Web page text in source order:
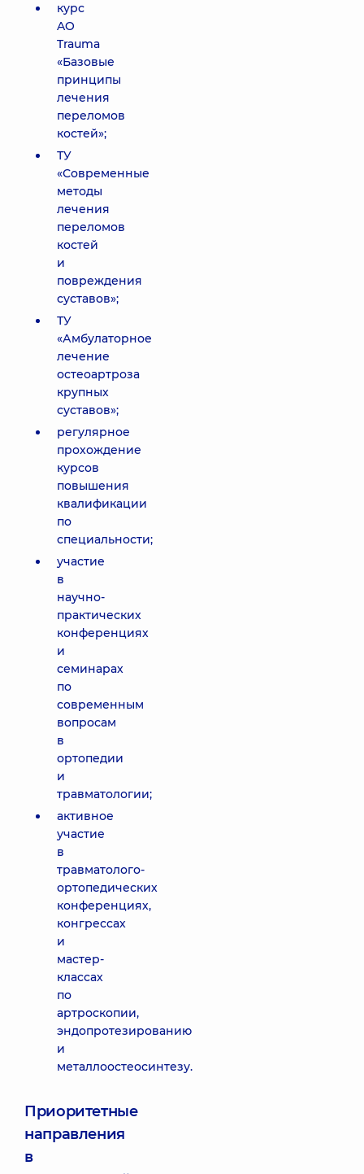
курс
AO
Trauma
«Базовые
принципы
лечения
переломов
костей»;
ТУ
«Современные
методы
лечения
переломов
костей
и
повреждения
суставов»;
ТУ
«Амбулаторное
лечение
остеоартроза
крупных
суставов»;
регулярное
прохождение
курсов
повышения
квалификации
по
специальности;
участие
в
научно-
практических
конференциях
и
семинарах
по
современным
вопросам
в
ортопедии
и
травматологии;
активное
участие
в
травматолого-
ортопедических
конференциях,
конгрессах
и
мастер-
классах
по
артроскопии,
эндопротезированию
и
металлоостеосинтезу.
Приоритетные
направления
в